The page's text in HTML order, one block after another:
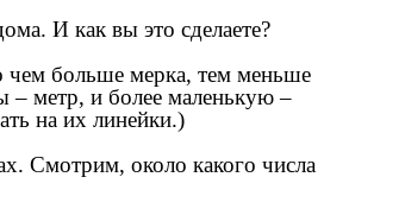
И как вы это сделаете?
больше мерка, тем меньше
– метр, и более маленькую –
на их линейки.)
Смотрим, около какого числа